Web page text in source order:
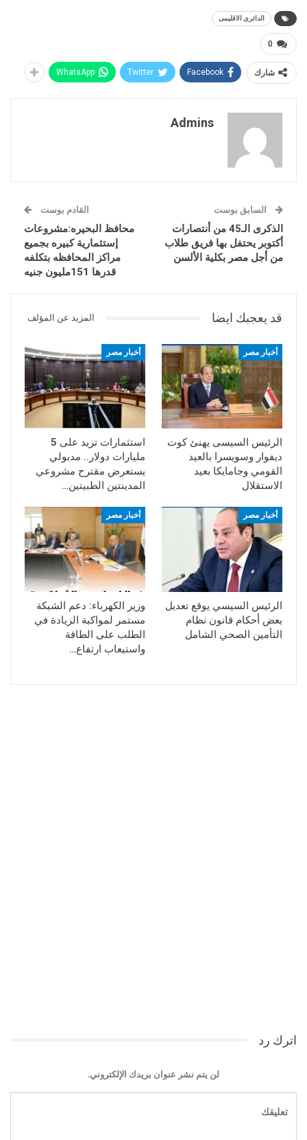
الدائرى الاقليمى
0
شارك Facebook
Twitter
WhatsApp
Admins
السابق بوست
الذكرى الـ45 من أنتصارات
أكتوبر يحتفل بها فريق طلاب
من أجل مصر بكلية الألسن
القادم بوست
محافظ البحيره:مشروعات
إستثمارية كبيره بجميع
مراكز المحافظه بتكلفه
قدرها 151مليون جنيه
قد يعجبك ايضا المزيد عن المؤلف
أخبار مصر
الرئيس السيسى يهنئ كوت
ديفوار وسويسرا بالعيد
القومي وجامايكا بعيد
الاستقلال
أخبار مصر
استثمارات تزيد على 5
مليارات دولار.. مدبولي
يستعرض مقترح مشروعي
المدينتين الطبيتين…
أخبار مصر
الرئيس السيسي يوقع تعديل
بعض أحكام قانون نظام
التأمين الصحي الشامل
أخبار مصر
وزير الكهرباء: دعم الشبكة
مستمر لمواكبة الزيادة في
الطلب على الطاقة
واستيعاب ارتفاع…
اترك رد
لن يتم نشر عنوان بريدك الإلكتروني.